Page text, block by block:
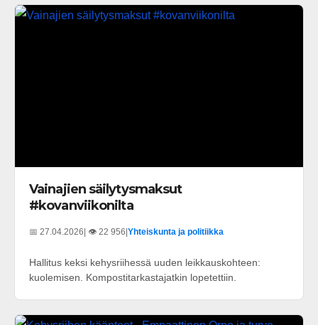
Vainajien säilytysmaksut
#kovanviikonilta
📅 27.04.2026 | 👁️ 22 956 Yhteiskunta ja politiikka
Hallitus keksi kehysriihessä uuden leikkauskohteen:
kuolemisen. Kompostitarkastajatkin lopetettiin.